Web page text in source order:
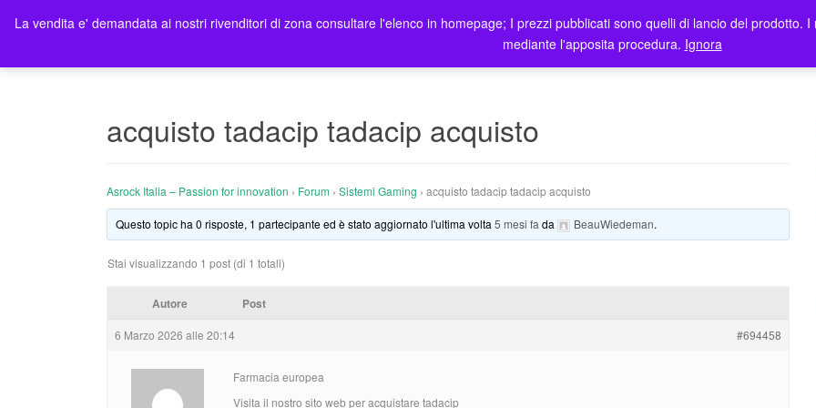
Home Prodotti Blog Registrazione Utenti Elenco
acquisto tadacip tadacip acquisto
Asrock Italia – Passion for innovation › Forum › Sistemi Gaming › acquisto tadacip tadacip acquisto
Questo topic ha 0 risposte, 1 partecipante ed è stato aggiornato l'ultima volta5 mesi fa da BeauWiedeman.
Stai visualizzando 1 post (di 1 totali)
Autore Post
6 Marzo 2026 alle 20:14 #694458
Farmacia europea
Visita il nostro sito web per acquistare tadacip
La vendita e' demandata ai nostri rivenditori di zona consultare l'elenco in homepage; I prezzi pubblicati sono quelli di lancio del prodotto.
mediante l'apposita procedura. Ignora